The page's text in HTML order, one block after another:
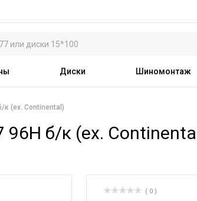
Диски Шиномонтаж
к (ex. Continental)
96H б/к (ex.
( 0 )